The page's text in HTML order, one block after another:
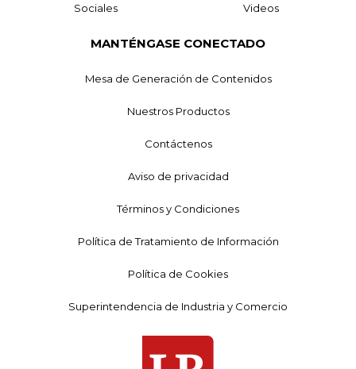
Sociales Videos
MANTÉNGASE CONECTADO
Mesa de Generación de Contenidos
Nuestros Productos
Contáctenos
Aviso de privacidad
Términos y Condiciones
Política de Tratamiento de Información
Política de Cookies
Superintendencia de Industria y Comercio